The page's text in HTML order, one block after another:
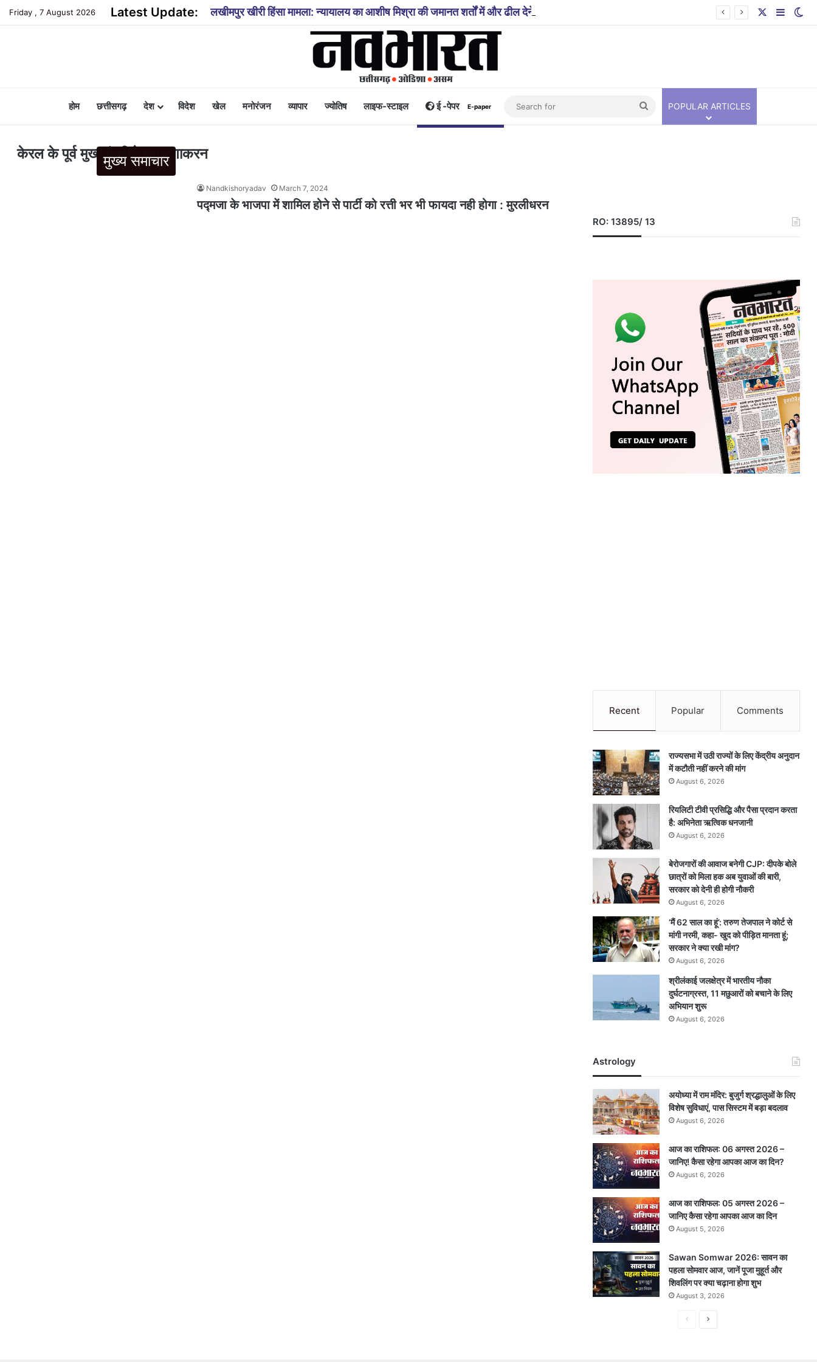
Friday , 7 August 2026 Latest Update: लखीमपुर खीरी हिंसा मामला: न्यायालय का आशीष मिश्रा की जमानत शर्तों में और ढील देने से इनकार
होम छत्तीसगढ़ देश विदेश खेल मनोरंजन व्यापार ज्योतिष लाइफ-स्टाइल ई -पेपर E-paper
Search
for
POPULAR ARTICLES
केरल के पूर्व मुख्यमंत्री के. करुणाकरन
मुख्य समाचार
Nandkishoryadav March 7, 2024
पद्मजा के भाजपा में शामिल होने से पार्टी को रत्ती भर भी फायदा नही होगा : मुरलीधरन
RO: 13895/ 13
Recent Popular Comments
राज्यसभा में उठी राज्यों के लिए केंद्रीय अनुदान
में कटौती नहीं करने की मांग
August 6, 2026
रियलिटी टीवी प्रसिद्धि और पैसा प्रदान करता
है: अभिनेता ऋत्विक धनजानी
August 6, 2026
बेरोजगारों की आवाज बनेगी CJP: दीपके बोले
छात्रों को मिला हक अब युवाओं की बारी,
सरकार को देनी ही होगी नौकरी
August 6, 2026
‘मैं 62 साल का हूं’: तरुण तेजपाल ने कोर्ट से
मांगी नरमी, कहा- खुद को पीड़ित मानता हूं;
सरकार ने क्या रखी मांग?
August 6, 2026
श्रीलंकाई जलक्षेत्र में भारतीय नौका
दुर्घटनाग्रस्त, 11 मछुआरों को बचाने के लिए
अभियान शुरू
August 6, 2026
Astrology
अयोध्या में राम मंदिर: बुजुर्ग श्रद्धालुओं के लिए
विशेष सुविधाएं, पास सिस्टम में बड़ा बदलाव
August 6, 2026
आज का राशिफल: 06 अगस्त 2026 –
जानिए! कैसा रहेगा आपका आज का दिन?
August 6, 2026
आज का राशिफल: 05 अगस्त 2026 –
जानिए कैसा रहेगा आपका आज का दिन
August 5, 2026
Sawan Somwar 2026: सावन का
पहला सोमवार आज, जानें पूजा मुहूर्त और
शिवलिंग पर क्या चढ़ाना होगा शुभ
August 3, 2026
PreviousNext